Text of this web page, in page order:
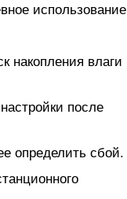
использование
накопления влаги
после
определить сбой.